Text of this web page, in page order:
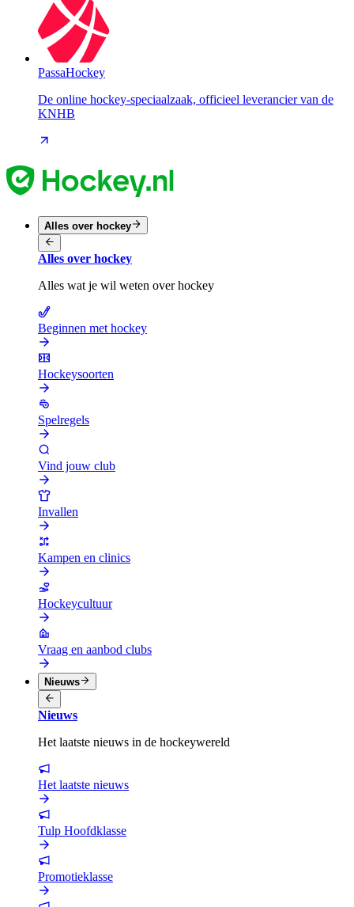
PassaHockey
De online hockey-speciaalzaak, officieel leverancier van de
KNHB
Alles over hockey
Alles over hockey
Alles wat je wil weten over hockey
Beginnen met hockey
Hockeysoorten
Spelregels
Vind jouw club
Invallen
Kampen en clinics
Hockeycultuur
Vraag en aanbod clubs
Nieuws
Nieuws
Het laatste nieuws in de hockeywereld
Het laatste nieuws
Tulp Hoofdklasse
Promotieklasse